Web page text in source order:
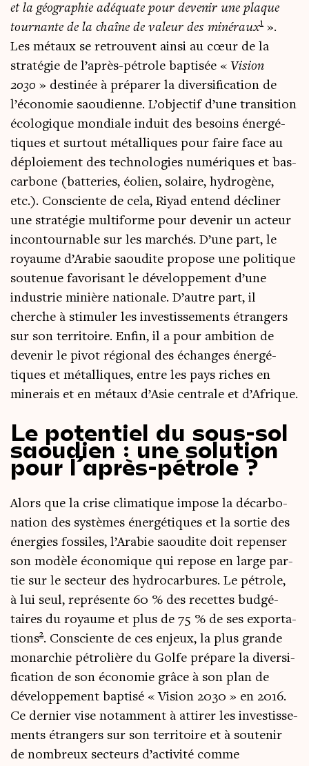
et la géo­gra­phie adé­quate pour deve­nir une plaque
tour­nante de la chaîne de valeur des miné­raux1 ».
Les métaux se retrouvent ain­si au cœur de la
stra­té­gie de l’après-pétrole bap­ti­sée « Vision
2030 » des­ti­née à pré­pa­rer la diver­si­fi­ca­tion de
l’économie saou­dienne. L’objectif d’une tran­si­tion
éco­lo­gique mon­diale induit des besoins éner­gé­
tiques et sur­tout métal­liques pour faire face au
déploie­ment des tech­no­lo­gies numé­riques et bas-
car­bone (bat­te­ries, éolien, solaire, hydro­gène,
etc.). Consciente de cela, Riyad entend décli­ner
une stra­té­gie mul­ti­forme pour deve­nir un acteur
incon­tour­nable sur les mar­chés. D’une part, le
royaume d’Arabie saou­dite pro­pose une poli­tique
sou­te­nue favo­ri­sant le déve­lop­pe­ment d’une
indus­trie minière natio­nale. D’autre part, il
cherche à sti­mu­ler les inves­tis­se­ments étran­gers
sur son ter­ri­toire. Enfin, il a pour ambi­tion de
deve­nir le pivot régio­nal des échanges éner­gé­
tiques et métal­liques, entre les pays riches en
mine­rais et en métaux d’Asie cen­trale et d’Afrique.
Le potentiel du sous-sol
saoudien : une solution
pour l’après-pétrole ?
Alors que la crise cli­ma­tique impose la décar­bo­
na­tion des sys­tèmes éner­gé­tiques et la sor­tie des
éner­gies fos­siles, l’Arabie saou­dite doit repen­ser
son modèle éco­no­mique qui repose en large par­
tie sur le sec­teur des hydro­car­bures. Le pétrole,
à lui seul, repré­sente 60 % des recettes bud­gé­
taires du royaume et plus de 75 % de ses expor­ta­
tions2. Consciente de ces enjeux, la plus grande
monar­chie pétro­lière du Golfe pré­pare la diver­si­
fi­ca­tion de son éco­no­mie grâce à son plan de
déve­lop­pe­ment bap­ti­sé « Vision 2030 » en 2016.
Ce der­nier vise notam­ment à atti­rer les inves­tis­se­
ments étran­gers sur son ter­ri­toire et à sou­te­nir
de nom­breux sec­teurs d’activité comme